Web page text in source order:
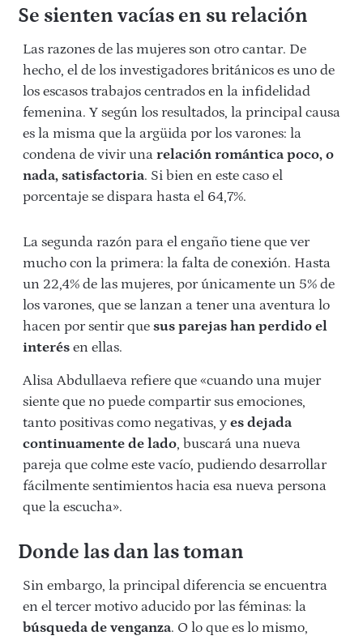
Se sienten vacías en su relación
Las razones de las mujeres son otro cantar. De
hecho, el de los investigadores británicos es uno de
los escasos trabajos centrados en la infidelidad
femenina. Y según los resultados, la principal causa
es la misma que la argüida por los varones: la
condena de vivir una relación romántica poco, o
nada, satisfactoria. Si bien en este caso el
porcentaje se dispara hasta el 64,7%.
La segunda razón para el engaño tiene que ver
mucho con la primera: la falta de conexión. Hasta
un 22,4% de las mujeres, por únicamente un 5% de
los varones, que se lanzan a tener una aventura lo
hacen por sentir que sus parejas han perdido el
interés en ellas.
Alisa Abdullaeva refiere que «cuando una mujer
siente que no puede compartir sus emociones,
tanto positivas como negativas, y es dejada
continuamente de lado, buscará una nueva
pareja que colme este vacío, pudiendo desarrollar
fácilmente sentimientos hacia esa nueva persona
que la escucha».
Donde las dan las toman
Sin embargo, la principal diferencia se encuentra
en el tercer motivo aducido por las féminas: la
búsqueda de venganza. O lo que es lo mismo,